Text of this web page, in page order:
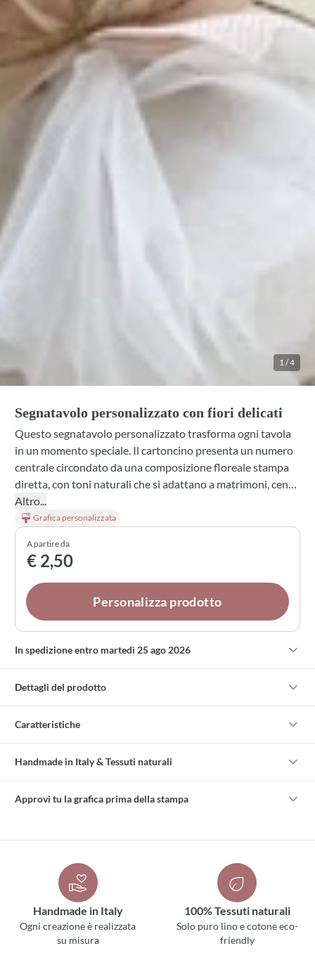
1 /4
Segnatavolo personalizzato con fiori delicati
Questo segnatavolo personalizzato trasforma ogni tavola
in un momento speciale. Il cartoncino presenta un numero
centrale circondato da una composizione floreale stampa
diretta, con toni naturali che si adattano a matrimoni, cene
eleganti e occasioni raffinate. Disponibile in cartoncino
bianco o avorio, è lo strumento perfetto per guidare i tuoi
ospiti ai loro posti con stile e cura.
Altro...
Grafica personalizzata
A partire da
€ 2,50
Personalizza prodotto
In spedizione entro martedì 25 ago 2026
Dettagli del prodotto
Caratteristiche
Handmade in Italy & Tessuti naturali
Approvi tu la grafica prima della stampa
Handmade in Italy
Ogni creazione è realizzata
su misura
100% Tessuti naturali
Solo puro lino e cotone eco-
friendly